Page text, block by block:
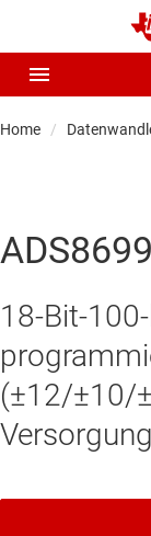
Home
ADS8699
18-Bit-
(±12/±10/
Versorgung